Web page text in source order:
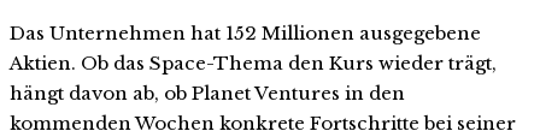
Das Unternehmen hat 152 Millionen ausgegebene
Aktien. Ob das Space-Thema den Kurs wieder trägt,
hängt davon ab, ob Planet Ventures in den
kommenden Wochen konkrete Fortschritte bei seiner